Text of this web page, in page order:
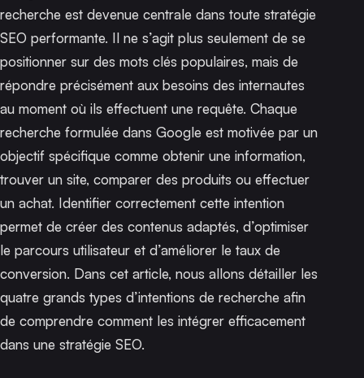
recherche est devenue centrale dans toute stratégie
SEO performante. Il ne s’agit plus seulement de se
positionner sur des mots clés populaires, mais de
répondre précisément aux besoins des internautes
au moment où ils effectuent une requête. Chaque
recherche formulée dans Google est motivée par un
objectif spécifique comme obtenir une information,
trouver un site, comparer des produits ou effectuer
un achat. Identifier correctement cette intention
permet de créer des contenus adaptés, d’optimiser
le parcours utilisateur et d’améliorer le taux de
conversion. Dans cet article, nous allons détailler les
quatre grands types d’intentions de recherche afin
de comprendre comment les intégrer efficacement
dans une stratégie SEO.